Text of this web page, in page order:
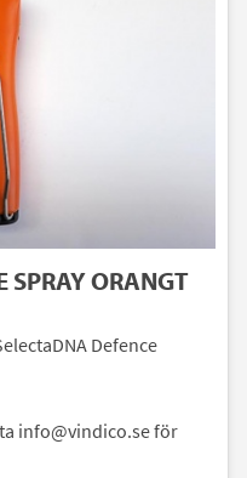
SPRAY ORANGT
Defence
info@vindico.se för